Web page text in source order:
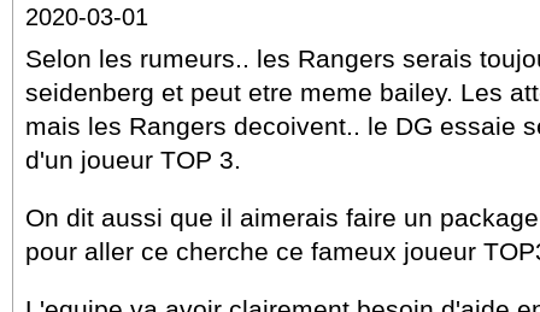
2020-03-01
Selon les rumeurs.. les Rangers serais
seidenberg et peut etre meme bailey. Les
mais les Rangers decoivent.. le DG essaie
d'un joueur TOP 3.
On dit aussi que il aimerais faire un
pour aller ce cherche ce fameux joueur